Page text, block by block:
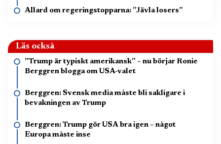
Allard om regeringstopparna: ”Jävla losers”
Läs också
”Trump är typiskt amerikansk” – nu börjar Ronie
Berggren blogga om USA-valet
Berggren: Svensk media måste bli sakligare i
bevakningen av Trump
Berggren: Trump gör USA bra igen – något
Europa måste inse